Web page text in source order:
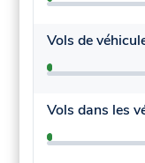
Vols de
Vols dans les